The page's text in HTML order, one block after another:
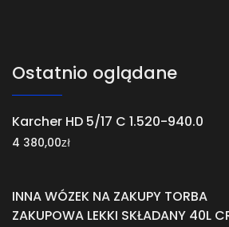
Ostatnio oglądane
Karcher HD 5/17 C 1.520-940.0
4 380,00zł
INNA WÓZEK NA ZAKUPY TORBA
ZAKUPOWA LEKKI SKŁADANY 40L